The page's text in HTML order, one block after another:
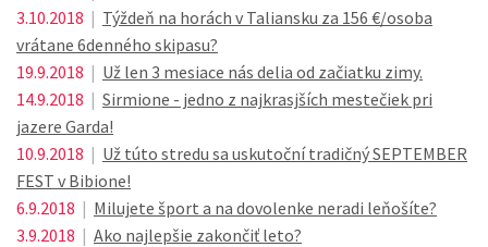
3.10.2018 | Týždeň na horách v Taliansku za 156 €/osoba
vrátane 6denného skipasu?
19.9.2018 | Už len 3 mesiace nás delia od začiatku zimy.
14.9.2018 | Sirmione - jedno z najkrasjších mestečiek pri
jazere Garda!
10.9.2018 | Už túto stredu sa uskutoční tradičný SEPTEMBER
FEST v Bibione!
6.9.2018 | Milujete šport a na dovolenke neradi leňošíte?
3.9.2018 | Ako najlepšie zakončiť leto?